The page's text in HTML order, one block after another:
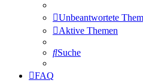
Unbeantwortete
Aktive Themen
Suche
FAQ